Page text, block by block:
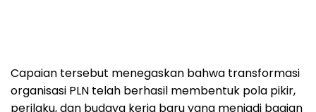
Capaian tersebut menegaskan bahwa transformasi
organisasi PLN telah berhasil membentuk pola pikir,
perilaku, dan budaya kerja baru yang menjadi bagian